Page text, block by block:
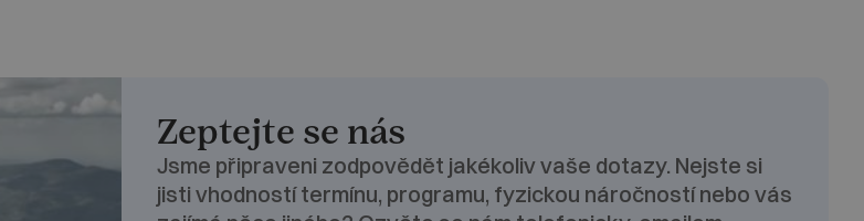
Zeptejte se nás
Jsme připraveni zodpovědět jakékoliv vaše dotazy. Nejste si
jisti vhodností termínu, programu, fyzickou náročností nebo vás